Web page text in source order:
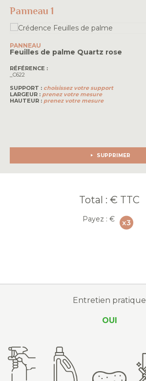
Panneau 1
PANNEAU
Feuilles de palme Quartz rose
RÉFÉRENCE :
_C622
SUPPORT : choisissez votre support
LARGEUR : prenez votre mesure
HAUTEUR : prenez votre mesure
SUPPRIMER
Total : € TTC
Payez :€
Entretien pratique
OUI